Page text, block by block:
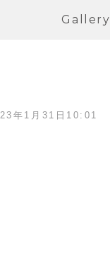
Gallery
年1月31日10:01